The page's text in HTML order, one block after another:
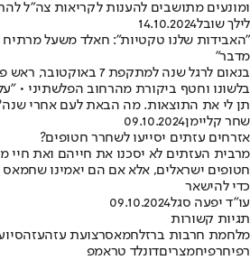
ומונעים מתושבים להענות לקריאות צה״ל
לילך שובל14.10.2024
"האבידות שלנו טקטיות": חאלד משעל
מדבר"
בנאום לרגל שנה למתקפת 7
בלשונו וחטף ביקורת מהרחוב הפלשתיני •
תן לי את התוצאות. מה הבאת לעם אחרי
שחר קליימן09.10.2024
אזרחים עזתים יסייעו לשחרר חטופים?
מרבית העזתים לא יסכנו את חייהם ואת
חטופים ישראלים, אלא אם הם יאמינו שחמאס
כדי להישאר
עו"ד יפעה סגל09.10.2024
תגיות קשורות
מלחמת חרבות ברזלחמאסרצועת עזהעזה
רפיחרפיחמצריםדונלד טראמפ